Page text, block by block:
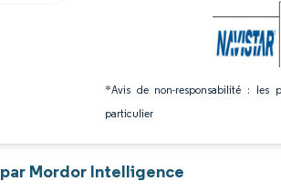
*Avis de non-responsabilité : les
particulier
Mordor Intelligence